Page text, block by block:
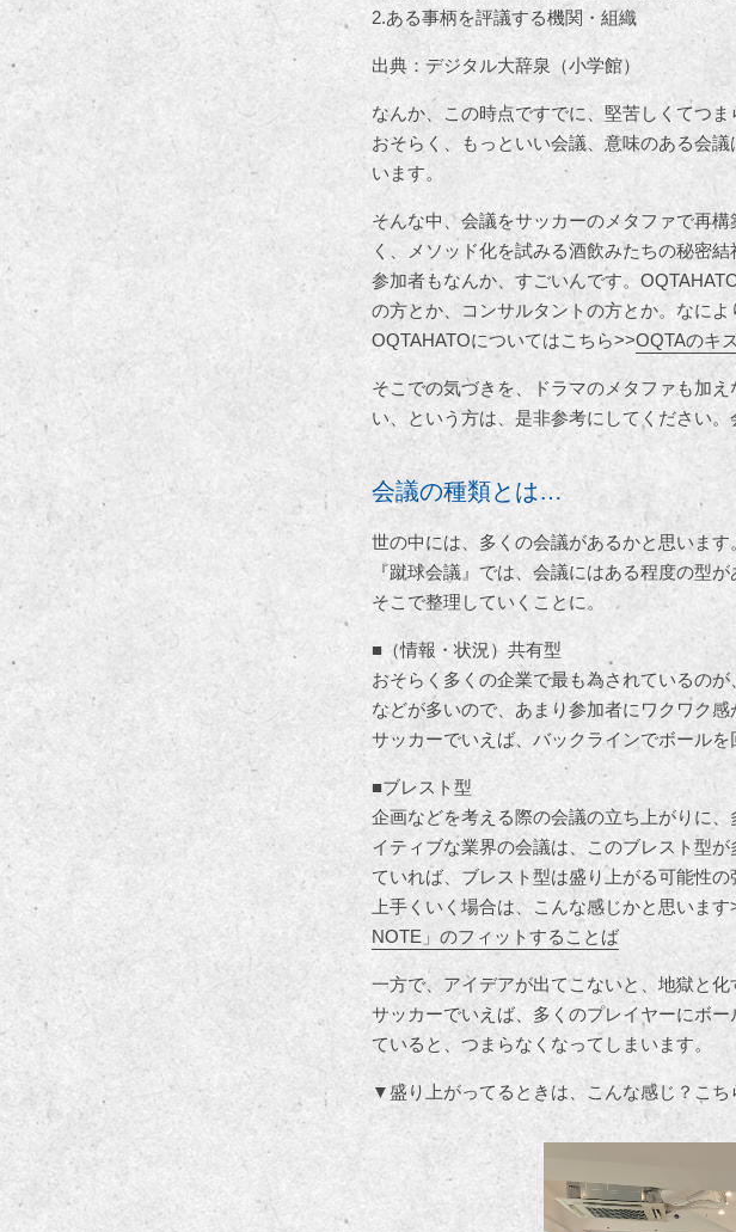
2.ある事柄を評議する機関・組織
出典：デジタル大辞泉（小学館）
なんか、この時点ですでに、堅苦しくてつま
おそらく、もっといい会議、意味のある会
います。
そんな中、会議をサッカーのメタファで再
く、メソッド化を試みる酒飲みたちの秘密
参加者もなんか、すごいんです。
の方とか、コンサルタントの方とか。なによ
OQTAHATOについてはこちら>>OQTAのキ
そこでの気づきを、ドラマのメタファも加
い、という方は、是非参考にしてください
会議の種類とは…
世の中には、多くの会議があるかと思いま
『蹴球会議』では、会議にはある程度の型
そこで整理していくことに。
■（情報・状況）共有型
おそらく多くの企業で最も為されているの
などが多いので、あまり参加者にワクワク
サッカーでいえば、バックラインでボールを
■ブレスト型
企画などを考える際の会議の立ち上がりに
イティブな業界の会議は、このブレスト型
ていれば、ブレスト型は盛り上がる可能性の
上手くいく場合は、こんな感じかと思います
NOTE」のフィットすることば
一方で、アイデアが出てこないと、地獄と
サッカーでいえば、多くのプレイヤーにボ
ていると、つまらなくなってしまいます。
▼盛り上がってるときは、こんな感じ？こち